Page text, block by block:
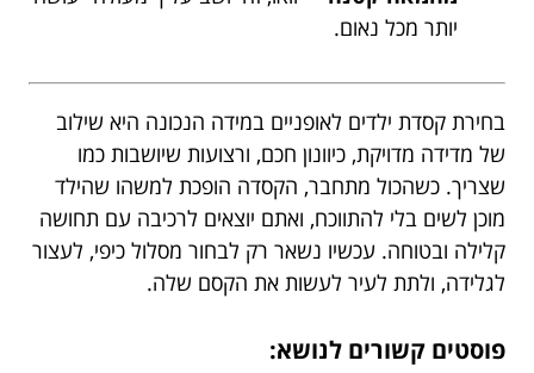
יותר מכל נאום.
בחירת קסדת ילדים לאופניים במידה הנכונה היא שילוב
של מדידה מדויקת, כיוונון חכם, ורצועות שיושבות כמו
שצריך. כשהכול מתחבר, הקסדה הופכת למשהו שהילד
מוכן לשים בלי להתווכח, ואתם יוצאים לרכיבה עם תחושה
קלילה ובטוחה. עכשיו נשאר רק לבחור מסלול כיפי, לעצור
לגלידה, ולתת לעיר לעשות את הקסם שלה.
פוסטים קשורים לנושא: